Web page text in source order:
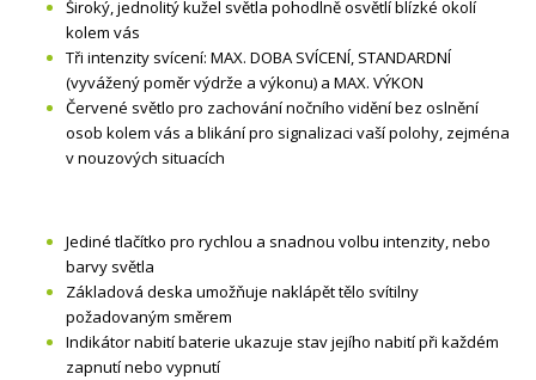
Široký, jednolitý kužel světla pohodlně osvětlí blízké okolí
kolem vás
Tři intenzity svícení: MAX. DOBA SVÍCENÍ, STANDARDNÍ
(vyvážený poměr výdrže a výkonu) a MAX. VÝKON
Červené světlo pro zachování nočního vidění bez oslnění
osob kolem vás a blikání pro signalizaci vaší polohy, zejména
v nouzových situacích
Jediné tlačítko pro rychlou a snadnou volbu intenzity, nebo
barvy světla
Základová deska umožňuje naklápět tělo svítilny
požadovaným směrem
Indikátor nabití baterie ukazuje stav jejího nabití při každém
zapnutí nebo vypnutí